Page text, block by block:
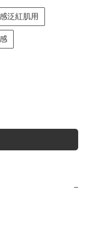
泛紅肌用
−